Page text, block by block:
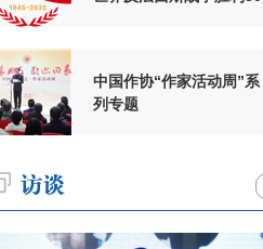
中国作协“作家活动周”系
列专题